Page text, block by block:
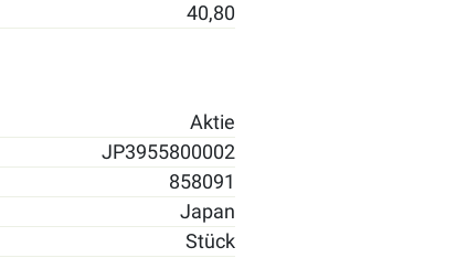
40,80
Aktie
JP3955800002
858091
Japan
Stück